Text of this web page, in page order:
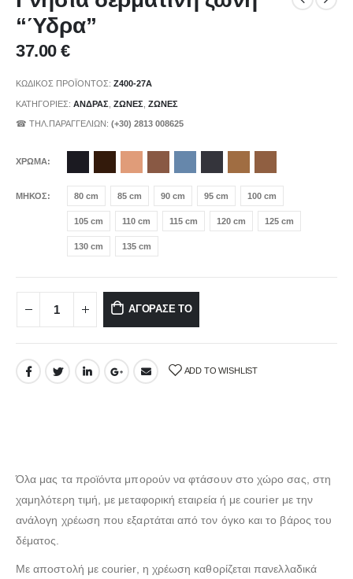
“Ύδρα”
37.00€
ΚΩΔΙΚΌΣ ΠΡΟΪΌΝΤΟΣ: Z400-27A
ΚΑΤΗΓΟΡΊΕΣ: ΑΝΔΡΑΣ ΖΩΝΕΣ ΖΩΝΕΣ
☎ ΤΗΛ.ΠΑΡΑΓΓΕΛΙΩΝ: (+30) 2813 008625
ΧΡΩΜΑ
ΜΗΚΟΣ 80 cm 85 cm 90 cm 95 cm 100 cm
105 cm 110 cm 115 cm 120 cm 125 cm
130 cm 135 cm
ΑΓΟΡΑΣΕ ΤΟ
ADD TO WISHLIST
Όλα μας τα προϊόντα μπορούν να φτάσουν στο χώρο σας, στη
χαμηλότερη τιμή, με μεταφορική εταιρεία ή με courier με την
ανάλογη χρέωση που εξαρτάται από τον όγκο και το βάρος του
δέματος.
Με αποστολή με courier, η χρέωση καθορίζεται πανελλαδικά